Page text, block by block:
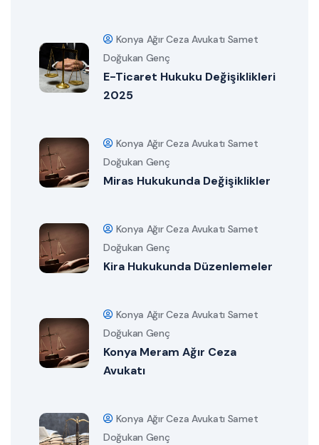
Konya Ağır Ceza Avukatı Samet
Doğukan Genç
E-Ticaret Hukuku Değişiklikleri
2025
Konya Ağır Ceza Avukatı Samet
Doğukan Genç
Miras Hukukunda Değişiklikler
Konya Ağır Ceza Avukatı Samet
Doğukan Genç
Kira Hukukunda Düzenlemeler
Konya Ağır Ceza Avukatı Samet
Doğukan Genç
Konya Meram Ağır Ceza
Avukatı
Konya Ağır Ceza Avukatı Samet
Doğukan Genç